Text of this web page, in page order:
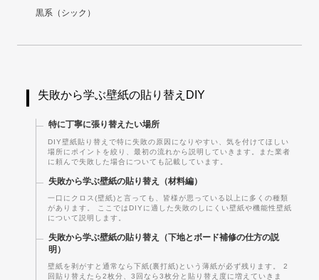
黒系（シック）
失敗から学ぶ壁紙の貼り替えDIY
特に丁寧に張り替えたい場所
DIY壁紙貼り替えで特に失敗の原因になりやすい、気を付けてほしい
場所にポイントを絞り、最初の流れから説明していきます。また業者
に頼んで失敗した場合についても記載しています。
失敗から学ぶ壁紙の貼り替え（材料編）
一口にクロス(壁紙)と言っても、皆様が思っている以上に多くの種類
があります。 ここではDIYに適した失敗のしにくい壁紙や機能性壁紙
について説明します。
失敗から学ぶ壁紙の貼り替え（下地とボード補修の仕方の説
明）
壁紙を剥がすと通常なら下紙(裏打紙)という薄紙が必ず残ります。 2
回貼り替えたら2枚分、3回なら3枚分と貼り替え度に増えていきま